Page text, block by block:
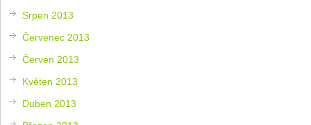
Srpen 2013
Červenec 2013
Červen 2013
Květen 2013
Duben 2013